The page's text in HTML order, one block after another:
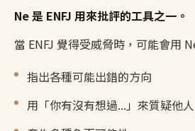
Ne 是 ENFJ 用來批評的工具之一。
當 ENFJ 覺得受威脅時，可能會用
指出各種可能出錯的方向
用「你有沒有想過...」來質疑他人